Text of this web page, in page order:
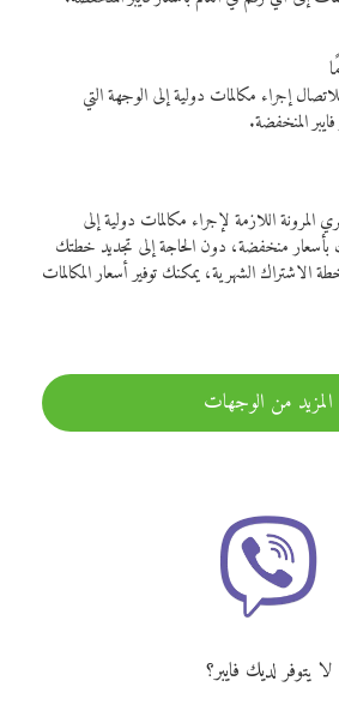
الـ 30 يوماً للاتصال إجراء مكالمات دولية إلى الوجهة التي
اللازمة لإجراء مكالمات دولية إلى
بأسعار منخفضة، دون الحاجة إلى تجديد خطتك
الشهرية، يمكنك توفير أسعار المكالمات
المزيد من الوجهات
لا يتوفر لديك فايبر؟